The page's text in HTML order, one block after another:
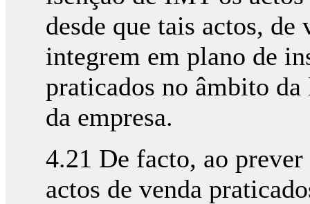
desde que tais actos, de
integrem em plano de
praticados no âmbito
da empresa.
4.21 De facto, ao
actos de venda